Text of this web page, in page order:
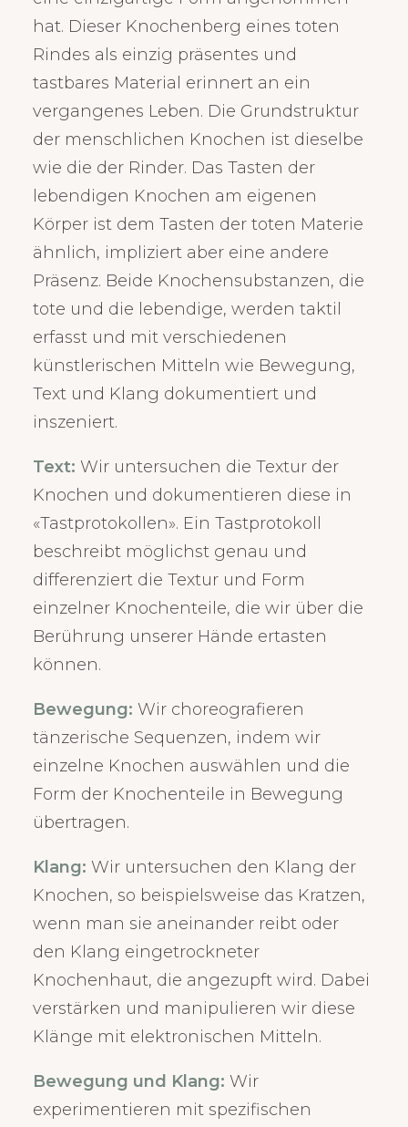
hat. Dieser Knochenberg eines toten
Rindes als einzig präsentes und
tastbares Material erinnert an ein
vergangenes Leben. Die Grundstruktur
der menschlichen Knochen ist dieselbe
wie die der Rinder. Das Tasten der
lebendigen Knochen am eigenen
Körper ist dem Tasten der toten Materie
ähnlich, impliziert aber eine andere
Präsenz. Beide Knochensubstanzen, die
tote und die lebendige, werden taktil
erfasst und mit verschiedenen
künstlerischen Mitteln wie Bewegung,
Text und Klang dokumentiert und
inszeniert.
Text: Wir untersuchen die Textur der
Knochen und dokumentieren diese in
«Tastprotokollen». Ein Tastprotokoll
beschreibt möglichst genau und
differenziert die Textur und Form
einzelner Knochenteile, die wir über die
Berührung unserer Hände ertasten
können.
Bewegung: Wir choreografieren
tänzerische Sequenzen, indem wir
einzelne Knochen auswählen und die
Form der Knochenteile in Bewegung
übertragen.
Klang: Wir untersuchen den Klang der
Knochen, so beispielsweise das Kratzen,
wenn man sie aneinander reibt oder
den Klang eingetrockneter
Knochenhaut, die angezupft wird. Dabei
verstärken und manipulieren wir diese
Klänge mit elektronischen Mitteln.
Bewegung und Klang: Wir
experimentieren mit spezifischen